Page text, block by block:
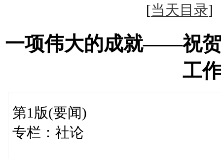
[当天目录
一项伟大的成就——祝
工
第1版(要闻)
专栏：社论